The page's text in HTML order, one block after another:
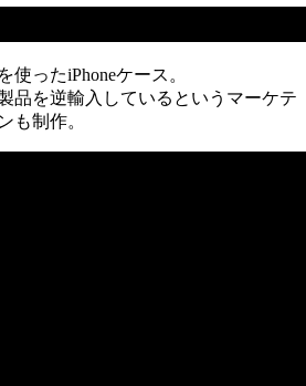
使ったiPhoneケース。
品を逆輸入しているというマーケテ
も制作。